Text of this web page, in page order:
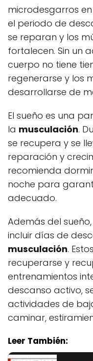
microdesgarros
el periodo de
se reparan y los
fortalecen. Sin un
cuerpo no tiene
regenerarse y los
desarrollarse de
El sueño es una
la musculación.
se recupera y se
reparación y
recomienda
noche para
adecuado.
Además del
incluir días de
musculación.
recuperarse y
entrenamientos
descanso activo,
actividades de
caminar,
Leer También: